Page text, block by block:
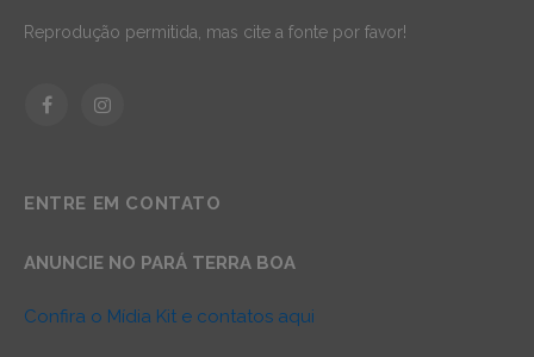
Reprodução permitida, mas cite a fonte por favor!
FacebookInstagram
ENTRE EM CONTATO
ANUNCIE NO PARÁ TERRA BOA
Confira o Mídia Kit e contatos aqui